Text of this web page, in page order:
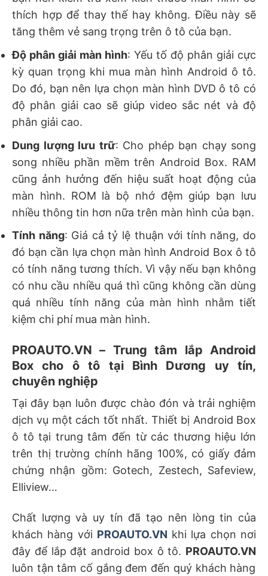
thích hợp để thay thế hay không. Điều này sẽ
tăng thêm vẻ sang trọng trên ô tô của bạn.
Độ phân giải màn hình: Yếu tố độ phân giải cực
kỳ quan trọng khi mua màn hình Android ô tô.
Do đó, bạn nên lựa chọn màn hình DVD ô tô có
độ phân giải cao sẽ giúp video sắc nét và độ
phân giải cao.
Dung lượng lưu trữ: Cho phép bạn chạy song
song nhiều phần mềm trên Android Box. RAM
cũng ảnh hưởng đến hiệu suất hoạt động của
màn hình. ROM là bộ nhớ đệm giúp bạn lưu
nhiều thông tin hơn nữa trên màn hình của bạn.
Tính năng: Giá cả tỷ lệ thuận với tính năng, do
đó bạn cần lựa chọn màn hình Android Box ô tô
có tính năng tương thích. Vì vậy nếu bạn không
có nhu cầu nhiều quá thì cũng không cần dùng
quá nhiều tính năng của màn hình nhằm tiết
kiệm chi phí mua màn hình.
PROAUTO.VN – Trung tâm lắp Android
Box cho ô tô tại Bình Dương uy tín,
chuyên nghiệp
Tại đây bạn luôn được chào đón và trải nghiệm
dịch vụ một cách tốt nhất. Thiết bị Android Box
ô tô tại trung tâm đến từ các thương hiệu lớn
trên thị trường chính hãng 100%, có giấy đảm
chứng nhận gồm: Gotech, Zestech, Safeview,
Elliview…
Chất lượng và uy tín đã tạo nên lòng tin của
khách hàng với PROAUTO.VN khi lựa chọn nơi
đây để lắp đặt android box ô tô. PROAUTO.VN
luôn tận tâm cố gắng đem đến quý khách hàng